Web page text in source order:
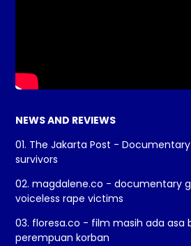
NEWS AND REVIEWS
01. The Jakarta Post -
survivors
02. magdalene.co - documentary
voiceless rape victims
03. floresa.co - film masih ada asa
perempuan korban